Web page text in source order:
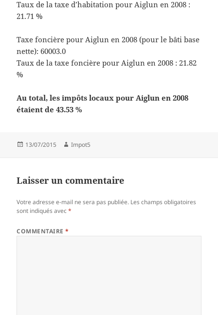
Taux de la taxe d’habitation pour Aiglun en 2008 :
21.71 %
Taxe foncière pour Aiglun en 2008 (pour le bâti base
nette): 60003.0
Taux de la taxe foncière pour Aiglun en 2008 : 21.82
%
Au total, les impôts locaux pour Aiglun en 2008
étaient de 43.53 %
Publié
13/07/2015 Auteur
Impot5
Laisser un commentaire
Votre adresse e-mail ne sera pas publiée. Les champs obligatoires
sont indiqués avec*
COMMENTAIRE*